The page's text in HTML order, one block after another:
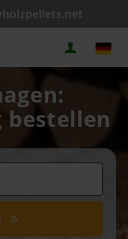
bestellen